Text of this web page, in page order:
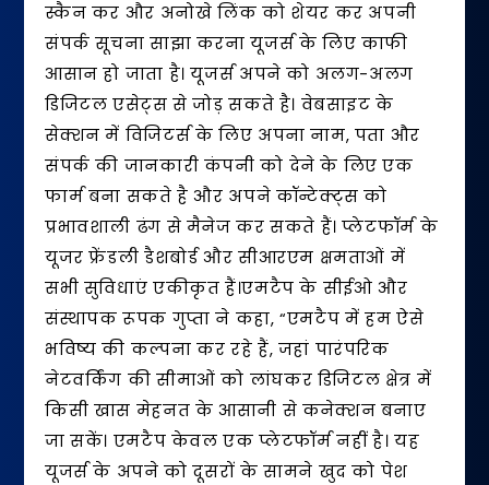
स्कैन कर और अनोखे लिंक को शेयर कर अपनी
संपर्क सूचना साझा करना यूजर्स के लिए काफी
आसान हो जाता है। यूजर्स अपने को अलग-अलग
डिजिटल एसेट्स से जोड़ सकते है। वेबसाइट के
सेक्शन में विजिटर्स के लिए अपना नाम, पता और
संपर्क की जानकारी कंपनी को देने के लिए एक
फार्म बना सकते है और अपने कॉन्टेक्ट्स को
प्रभावशाली ढंग से मैनेज कर सकते हैं। प्लेटफॉर्म के
यूजर फ्रेंडली डैशबोर्ड और सीआरएम क्षमताओं में
सभी सुविधाएं एकीकृत हैं।एमटैप के सीईओ और
संस्थापक रूपक गुप्ता ने कहा, “एमटैप में हम ऐसे
भविष्य की कल्पना कर रहे हैं, जहां पारंपरिक
नेटवर्किंग की सीमाओं को लांघकर डिजिटल क्षेत्र में
किसी खास मेहनत के आसानी से कनेक्शन बनाए
जा सकें। एमटैप केवल एक प्लेटफॉर्म नहीं है। यह
यूजर्स के अपने को दूसरों के सामने खुद को पेश